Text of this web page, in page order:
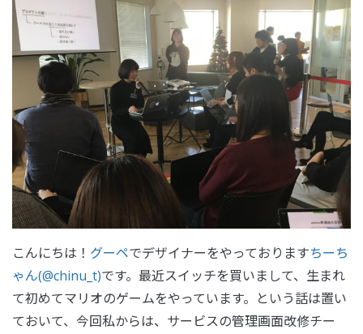
こんにちは！ グーペでデザイナーをやっておりますちーち
ゃん(@chinu_t)です。最近スイッチを買いまして、生まれ
て初めてマリオのゲームをやっています。という話は置い
ておいて、今回私からは、サービスの管理画面改修チー